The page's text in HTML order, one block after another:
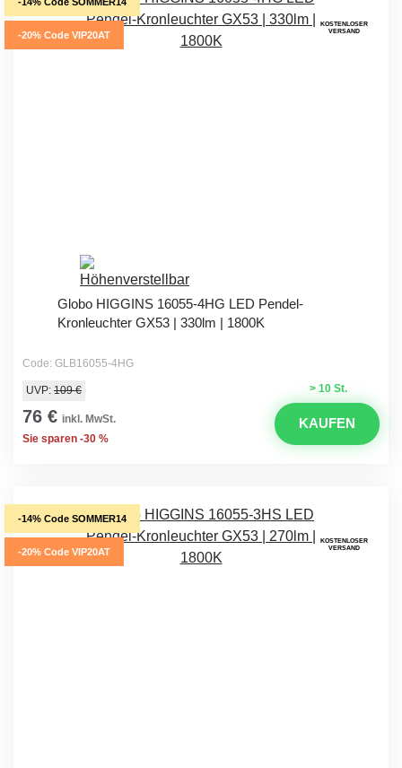
-20% Code VIP20AT
KOSTENLOSER
VERSAND
Globo HIGGINS 16055-4HG LED Pendel-
Kronleuchter GX53 | 330lm | 1800K
Code: GLB16055-4HG
> 10 St.
UVP: 109 €
76 € inkl. MwSt.
Sie sparen -30 %
KAUFEN
-14% Code SOMMER14
-20% Code VIP20AT
KOSTENLOSER
VERSAND